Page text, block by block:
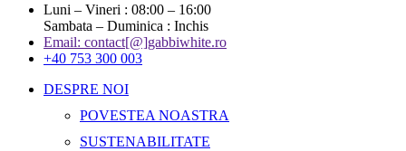
Luni – Vineri : 08:00 – 16:00
Sambata – Duminica : Inchis
Email: contact[@]gabbiwhite.ro
+40 753 300 003
DESPRE NOI
POVESTEA NOASTRA
SUSTENABILITATE